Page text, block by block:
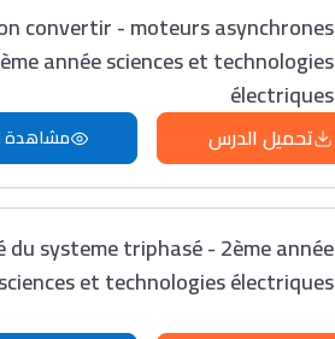
convertir - moteurs asynchrones
année sciences et technologies
électriques
تحميل الدرس مشاهدة
du systeme triphasé - 2ème année
sciences et technologies électriques